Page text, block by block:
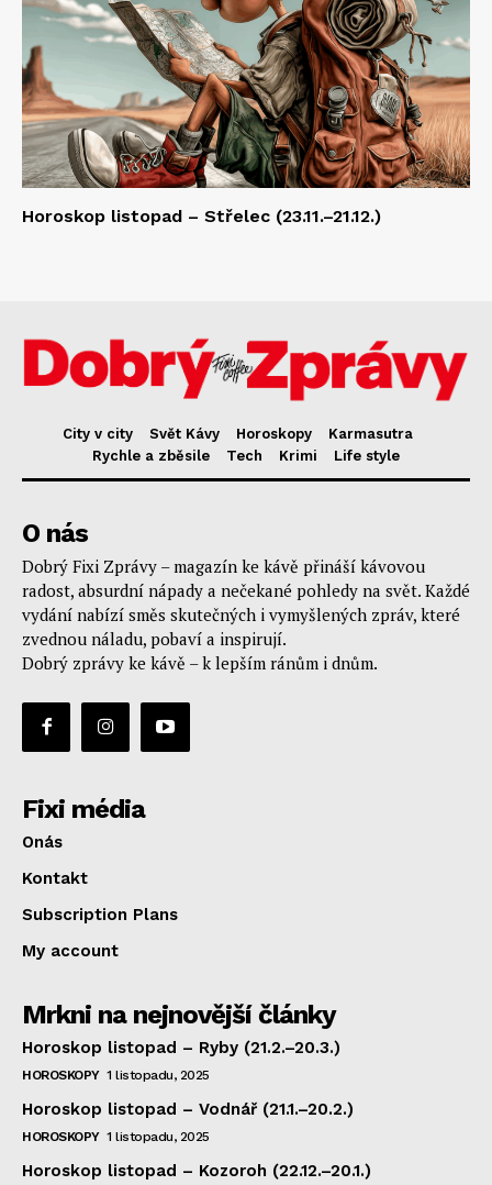
Horoskop listopad – Střelec (23.11.–21.12.)
City v city Svět Kávy Horoskopy
Karmasutra
Rychle a zběsile
Tech Krimi Life style
O nás
Dobrý Fixi Zprávy – magazín ke kávě přináší kávovou
radost, absurdní nápady a nečekané pohledy na svět. Každé
vydání nabízí směs skutečných i vymyšlených zpráv, které
zvednou náladu, pobaví a inspirují.
Dobrý zprávy ke kávě – k lepším ránům i dnům.
Fixi média
Onás
Kontakt
Subscription Plans
My account
Mrkni na nejnovější články
Horoskop listopad – Ryby (21.2.–20.3.)
HOROSKOPY 1 listopadu, 2025
Horoskop listopad – Vodnář (21.1.–20.2.)
HOROSKOPY 1 listopadu, 2025
Horoskop listopad – Kozoroh (22.12.–20.1.)